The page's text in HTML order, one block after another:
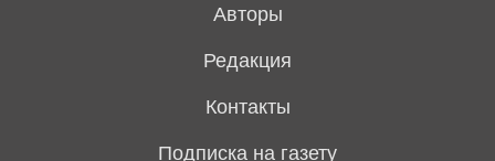
Авторы
Редакция
Контакты
Подписка на газету